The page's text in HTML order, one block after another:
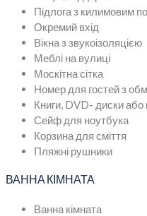
Підлога з килимовим
Окремий вхід
Вікна з звукоізоляцією
Меблі на вулиці
Москітна сітка
Номер для гостей з
Книги, DVD- диски або
Сейф для ноутбука
Корзина для сміття
Пляжні рушники
ВАННА КІМНАТА
Ванна кімната